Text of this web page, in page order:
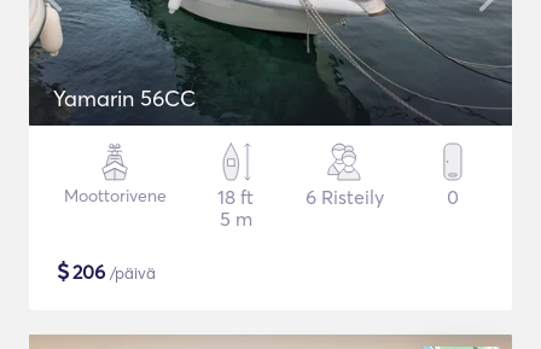
Yamarin 56CC
Moottorivene
18 ft
5 m
6 Risteily 0
$206 /päivä